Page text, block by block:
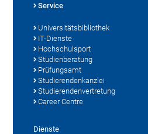
Service
Universitätsbibliothek
IT-Dienste
Hochschulsport
Studienberatung
Prüfungsamt
Studierendenkanzlei
Studierendenvertretung
Career Centre
Dienste